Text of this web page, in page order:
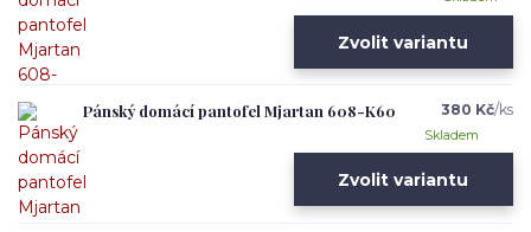
Zvolit variantu
Pánský domácí pantofel Mjartan 608-K60 380 Kč/ks
Skladem
Zvolit variantu